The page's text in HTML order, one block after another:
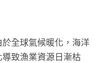
全球氣候暖化，海洋
致漁業資源日漸枯